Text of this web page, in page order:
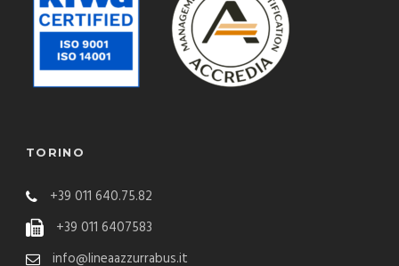
TORINO
+39 011 640.75.82
+39 011 6407583
info@lineaazzurrabus.it